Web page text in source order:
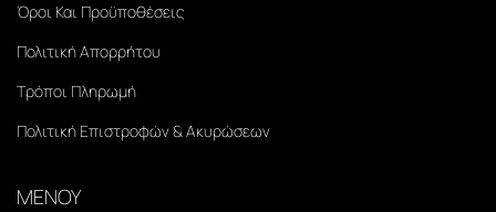
Όροι Και Προϋποθέσεις
Πολιτική Απορρήτου
Τρόποι Πληρωμή
Πολιτική Επιστροφών & Ακυρώσεων
ΜΕΝΟΥ